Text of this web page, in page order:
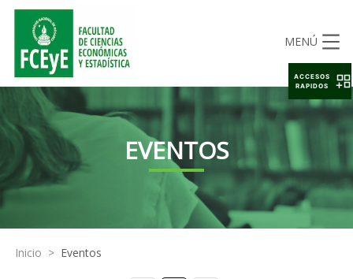
MENÚ
EVENTOS
Inicio > Eventos
ACCESOS
RAPIDOS